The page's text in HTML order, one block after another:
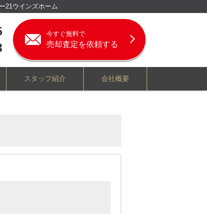
21ウインズホーム
今すぐ無料で
売却査定を依頼する
スタッフ紹介 会社概要